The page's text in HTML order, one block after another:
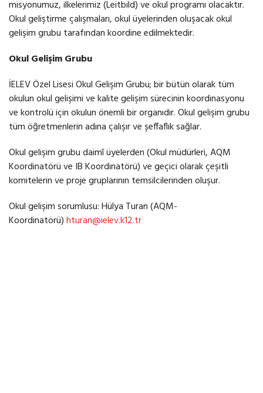
misyonumuz, ilkelerimiz (Leitbild) ve okul programı olacaktır.
Okul geliştirme çalışmaları, okul üyelerinden oluşacak okul
gelişim grubu tarafından koordine edilmektedir.
Okul Gelişim Grubu
İELEV Özel Lisesi Okul Gelişim Grubu; bir bütün olarak tüm
okulun okul gelişimi ve kalite gelişim sürecinin koordinasyonu
ve kontrolü için okulun önemli bir organıdır. Okul gelişim grubu
tüm öğretmenlerin adına çalışır ve şeffaflık sağlar.
Okul gelişim grubu daimî üyelerden (Okul müdürleri, AQM
Koordinatörü ve IB Koordinatörü) ve geçici olarak çeşitli
komitelerin ve proje gruplarının temsilcilerinden oluşur.
Okul gelişim sorumlusu: Hülya Turan (AQM-
Koordinatörü)hturan@ielev.k12.tr